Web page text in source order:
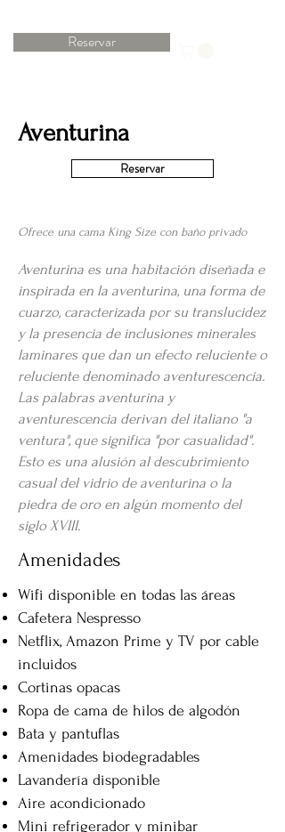
Reservar
Aventurina
Reservar
Ofrece una cama King Size con baño privado
Aventurina es una habitación diseñada e
inspirada en la aventurina, una forma de
cuarzo, caracterizada por su translucidez
y la presencia de inclusiones minerales
laminares que dan un efecto reluciente o
reluciente denominado aventurescencia.
Las palabras aventurina y
aventurescencia derivan del italiano "a
ventura", que significa "por casualidad".
Esto es una alusión al descubrimiento
casual del vidrio de aventurina o la
piedra de oro en algún momento del
siglo XVIII.
Amenidades
Wifi disponible en todas las áreas
Cafetera Nespresso
Netflix, Amazon Prime y TV por cable
incluidos
Cortinas opacas
Ropa de cama de hilos de algodón
Bata y pantuflas
Amenidades biodegradables
Lavandería disponible
Aire acondicionado
Mini refrigerador y minibar